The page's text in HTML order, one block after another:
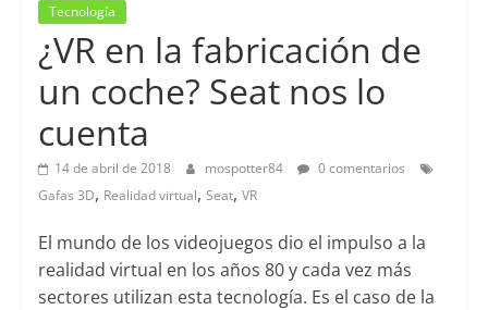
Tecnología
¿VR en la fabricación de
un coche? Seat nos lo
cuenta
14 de abril de 2018 mospotter84
0 comentarios
Gafas 3D, Realidad virtual, Seat, VR
El mundo de los videojuegos dio el impulso a la
realidad virtual en los años 80 y cada vez más
sectores utilizan esta tecnología. Es el caso de la